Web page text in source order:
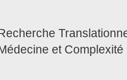
et Complexité